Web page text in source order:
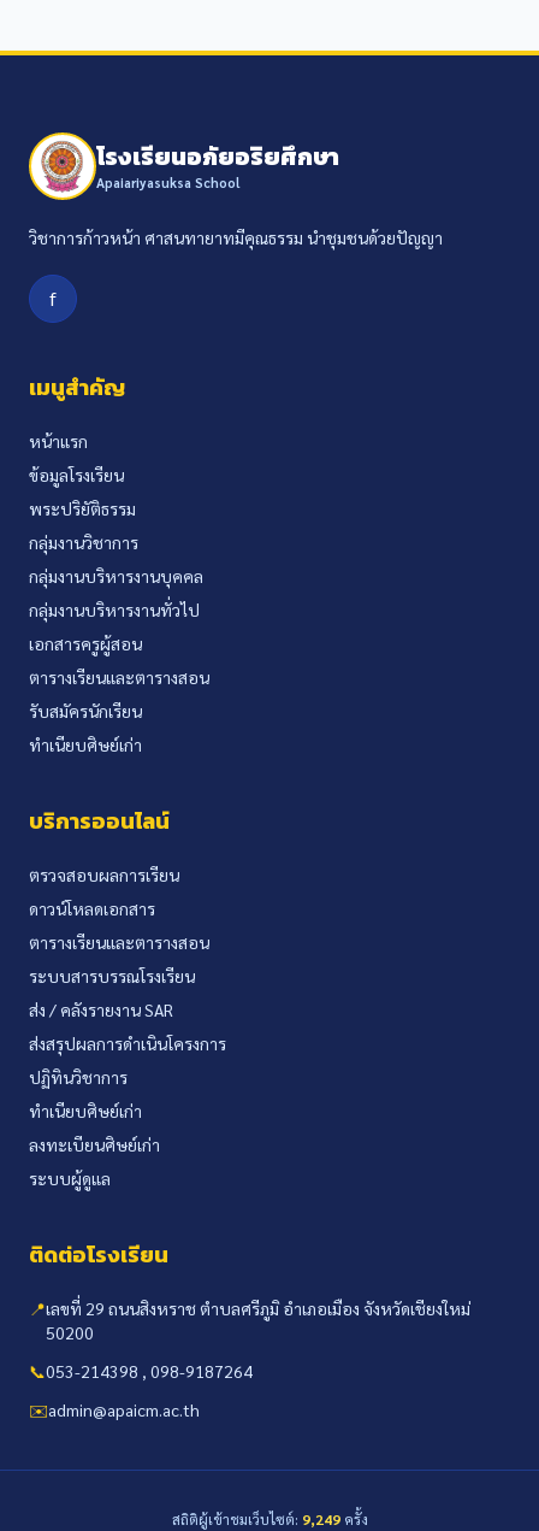
โรงเรียนอภัยอริยศึกษา
Apaiariyasuksa School
วิชาการก้าวหน้า ศาสนทายาทมีคุณธรรม นำชุมชนด้วยปัญญา
f
เมนูสำคัญ
หน้าแรก
ข้อมูลโรงเรียน
พระปริยัติธรรม
กลุ่มงานวิชาการ
กลุ่มงานบริหารงานบุคคล
กลุ่มงานบริหารงานทั่วไป
เอกสารครูผู้สอน
ตารางเรียนและตารางสอน
รับสมัครนักเรียน
ทำเนียบศิษย์เก่า
บริการออนไลน์
ตรวจสอบผลการเรียน
ดาวน์โหลดเอกสาร
ตารางเรียนและตารางสอน
ระบบสารบรรณโรงเรียน
ส่ง / คลังรายงาน SAR
ส่งสรุปผลการดำเนินโครงการ
ปฏิทินวิชาการ
ทำเนียบศิษย์เก่า
ลงทะเบียนศิษย์เก่า
ระบบผู้ดูแล
ติดต่อโรงเรียน
📍เลขที่ 29 ถนนสิงหราช ตำบลศรีภูมิ อำเภอเมือง จังหวัดเชียงใหม่
50200
📞053-214398 , 098-9187264
✉️admin@apaicm.ac.th
สถิติผู้เข้าชมเว็บไซต์: 9,249ครั้ง